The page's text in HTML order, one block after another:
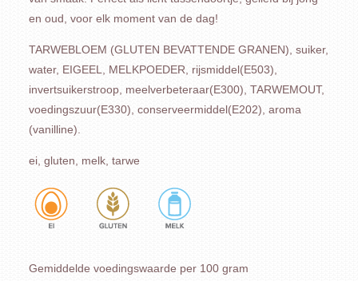
en oud, voor elk moment van de dag!
TARWEBLOEM (GLUTEN BEVATTENDE GRANEN), suiker,
water, EIGEEL, MELKPOEDER, rijsmiddel(E503),
invertsuikerstroop, meelverbeteraar(E300), TARWEMOUT,
voedingszuur(E330), conserveermiddel(E202), aroma
(vanilline).
ei, gluten, melk, tarwe
Gemiddelde voedingswaarde per 100 gram